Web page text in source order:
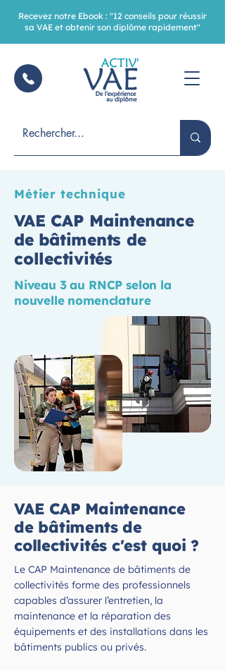
Recevez notre Ebook : "12 conseils pour réussir
sa VAE et obtenir son diplôme rapidement"
Métier technique
VAE CAP Maintenance
de bâtiments de
collectivités
Niveau 3 au RNCP selon la
nouvelle nomenclature
VAE CAP Maintenance
de bâtiments de
collectivités c'est quoi ?
Le CAP Maintenance de bâtiments de
collectivités forme des professionnels
capables d’assurer l’entretien, la
maintenance et la réparation des
équipements et des installations dans les
bâtiments publics ou privés.